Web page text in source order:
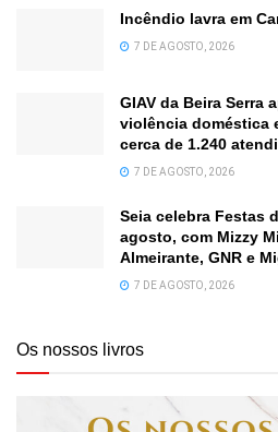
Incêndio lavra em
7 DE AGOSTO, 2026
GIAV da Beira Serra
violência doméstica
cerca de 1.240
7 DE AGOSTO, 2026
Seia celebra Festas
agosto, com Mizzy
Almeirante, GNR e
7 DE AGOSTO, 2026
Os nossos livros